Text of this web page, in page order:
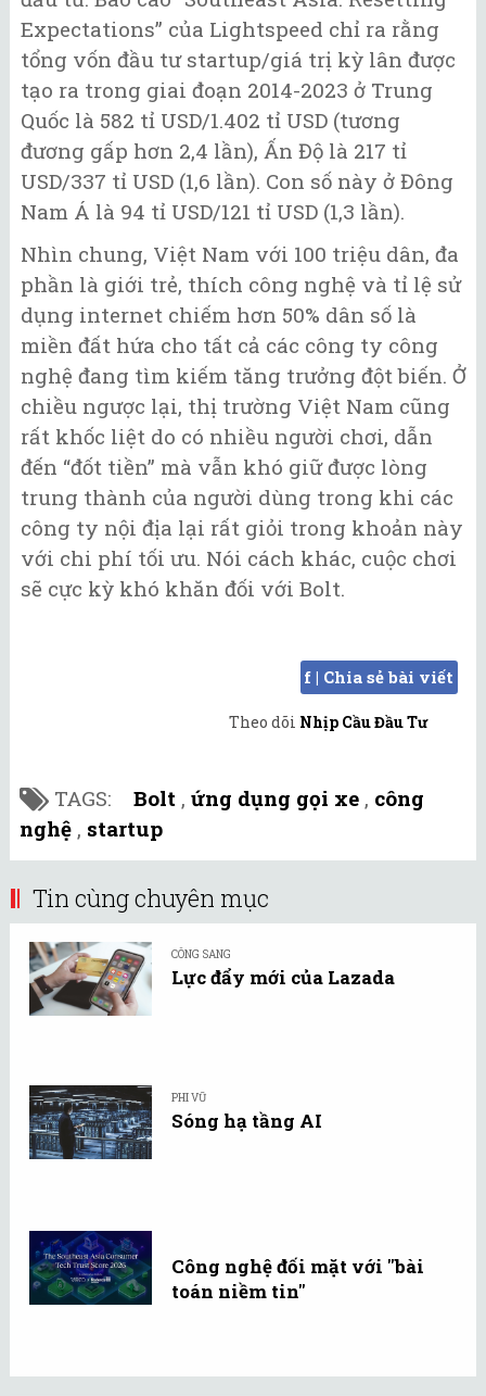
Expectations” của Lightspeed chỉ ra rằng
tổng vốn đầu tư startup/giá trị kỳ lân được
tạo ra trong giai đoạn 2014-2023 ở Trung
Quốc là 582 tỉ USD/1.402 tỉ USD (tương
đương gấp hơn 2,4 lần), Ấn Độ là 217 tỉ
USD/337 tỉ USD (1,6 lần). Con số này ở Đông
Nam Á là 94 tỉ USD/121 tỉ USD (1,3 lần).
Nhìn chung, Việt Nam với 100 triệu dân, đa
phần là giới trẻ, thích công nghệ và tỉ lệ sử
dụng internet chiếm hơn 50% dân số là
miền đất hứa cho tất cả các công ty công
nghệ đang tìm kiếm tăng trưởng đột biến. Ở
chiều ngược lại, thị trường Việt Nam cũng
rất khốc liệt do có nhiều người chơi, dẫn
đến “đốt tiền” mà vẫn khó giữ được lòng
trung thành của người dùng trong khi các
công ty nội địa lại rất giỏi trong khoản này
với chi phí tối ưu. Nói cách khác, cuộc chơi
sẽ cực kỳ khó khăn đối với Bolt.
f | Chia sẻ bài viết
Theo dõi Nhịp Cầu Đầu Tư
TAGS: Bolt , ứng dụng gọi xe , công
nghệ , startup
Tin cùng chuyên mục
CÔNG SANG
Lực đẩy mới của Lazada
PHI VŨ
Sóng hạ tầng AI
Công nghệ đối mặt với "bài
toán niềm tin"